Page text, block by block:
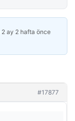
2 ay 2 hafta önce
#17877